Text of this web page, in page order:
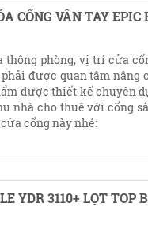
CỔNG VÂN TAY EPIC
phòng, vị trí cửa
được quan tâm nâng
được thiết kế chuyên
nhà cho thuê với cổng
cổng này nhé:
YDR 3110+ LỌT TOP